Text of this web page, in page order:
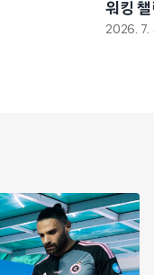
워킹
2026. 7.